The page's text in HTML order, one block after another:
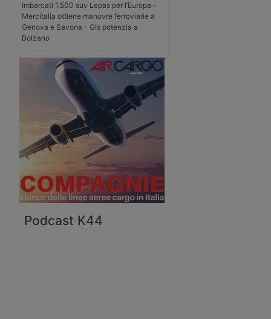
Imbarcati 1.500 suv Lepas per l’Europa -
Mercitalia ottiene manovre ferroviarie a
Genova e Savona - Gls potenzia a
Bolzano
Podcast K44